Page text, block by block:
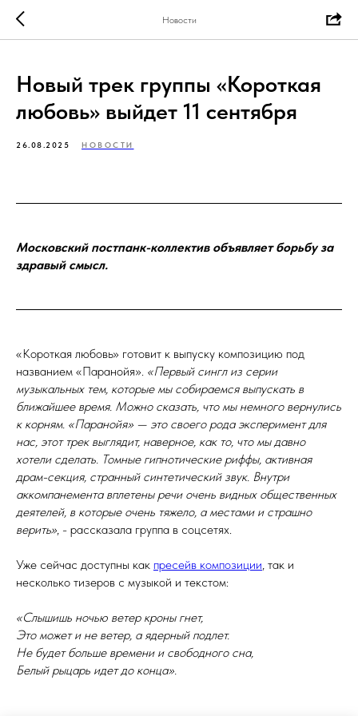
Новости
Новый трек группы «Короткая
любовь» выйдет 11 сентября
26.08.2025 НОВОСТИ
Московский постпанк-коллектив объявляет борьбу за
здравый смысл.
«Короткая любовь» готовит к выпуску композицию под
названием «Паранойя». «Первый сингл из серии
музыкальных тем, которые мы собираемся выпускать в
ближайшее время. Можно сказать, что мы немного вернулись
к корням. «Паранойя» — это своего рода эксперимент для
нас, этот трек выглядит, наверное, как то, что мы давно
хотели сделать. Томные гипнотические риффы, активная
драм-секция, странный синтетический звук. Внутри
аккомпанемента вплетены речи очень видных общественных
деятелей, в которые очень тяжело, а местами и страшно
верить», - рассказала группа в соцсетях.
Уже сейчас доступны как пресейв композиции, так и
несколько тизеров с музыкой и текстом:
«Слышишь ночью ветер кроны гнет,
Это может и не ветер, а ядерный подлет.
Не будет больше времени и свободного сна,
Белый рыцарь идет до конца».